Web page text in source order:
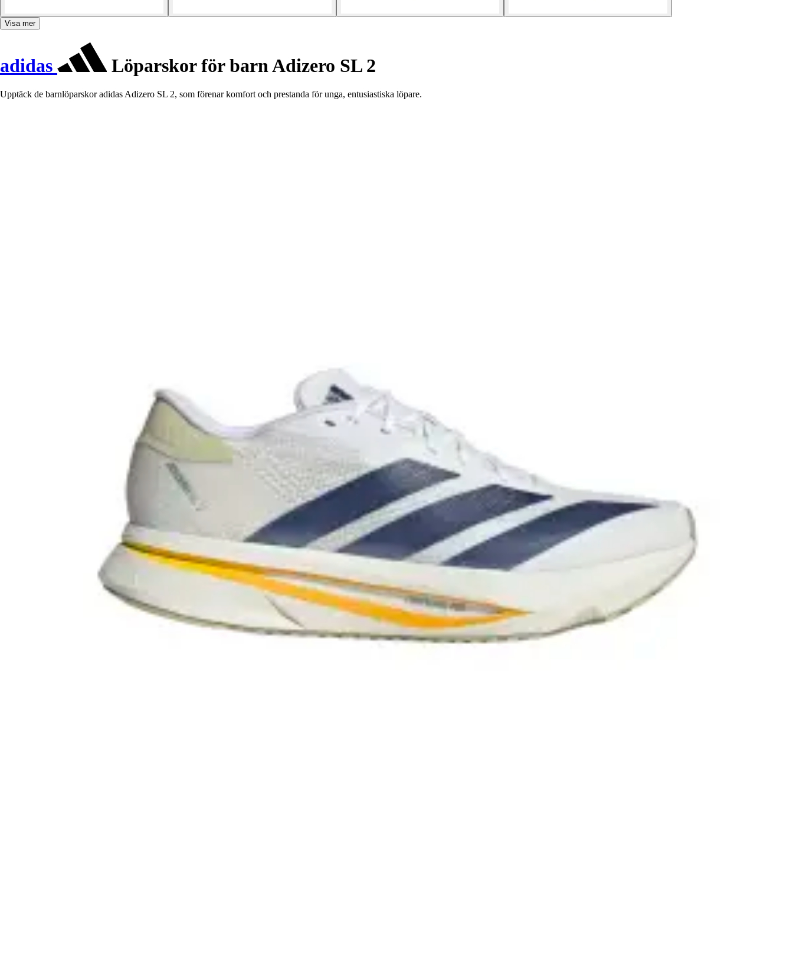
Visa mer
adidas Löparskor för barn Adizero SL 2
Upptäck de barnlöparskor adidas Adizero SL 2, som förenar komfort och prestanda för unga, entusiastiska löpare.